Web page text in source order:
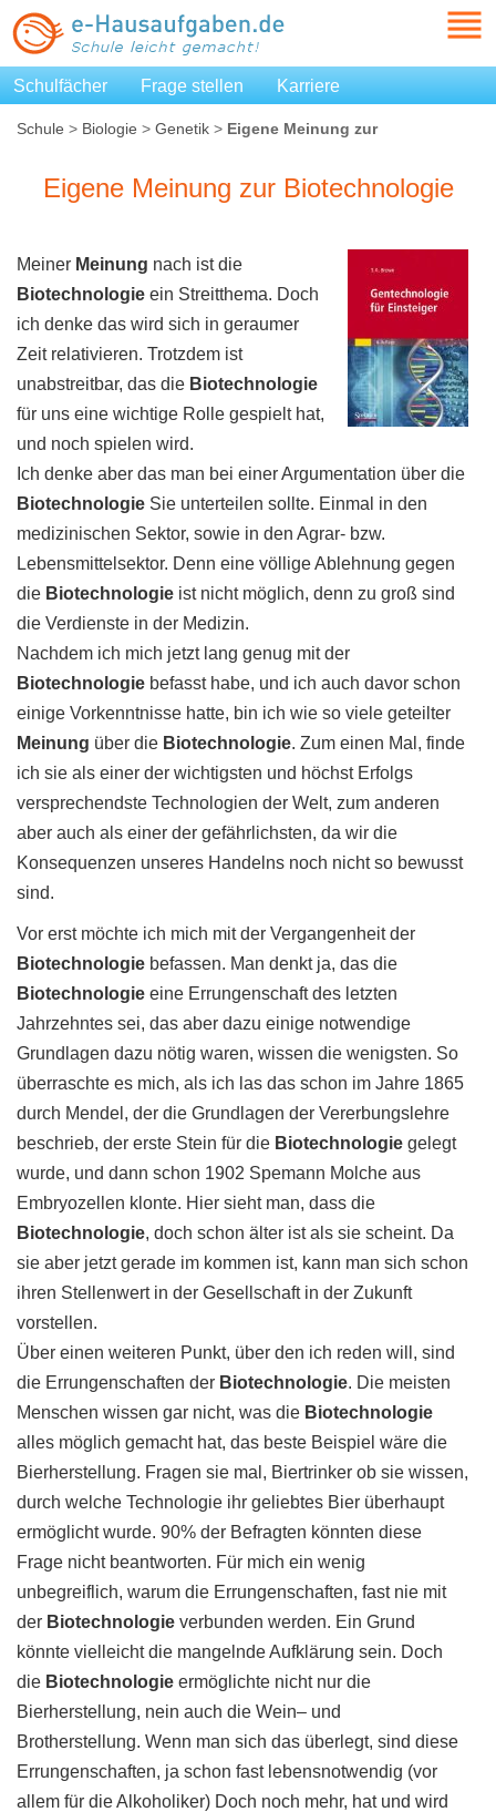
Schulfächer Frage stellen Karriere
Schule > Biologie > Genetik > Eigene Meinung zur
Eigene Meinung zur Biotechnologie
Meiner Meinung nach ist die
Biotechnologie ein Streitthema. Doch
ich denke das wird sich in geraumer
Zeit relativieren. Trotzdem ist
unabstreitbar, das die Biotechnologie
für uns eine wichtige Rolle gespielt hat,
und noch spielen wird.
Ich denke aber das man bei einer Argumentation über die
Biotechnologie Sie unterteilen sollte. Einmal in den
medizinischen Sektor, sowie in den Agrar- bzw.
Lebensmittelsektor. Denn eine völlige Ablehnung gegen
die Biotechnologie ist nicht möglich, denn zu groß sind
die Verdienste in der Medizin.
Nachdem ich mich jetzt lang genug mit der
Biotechnologie befasst habe, und ich auch davor schon
einige Vorkenntnisse hatte, bin ich wie so viele geteilter
Meinung über die Biotechnologie. Zum einen Mal, finde
ich sie als einer der wichtigsten und höchst Erfolgs
versprechendste Technologien der Welt, zum anderen
aber auch als einer der gefährlichsten, da wir die
Konsequenzen unseres Handelns noch nicht so bewusst
sind.
Vor erst möchte ich mich mit der Vergangenheit der
Biotechnologie befassen. Man denkt ja, das die
Biotechnologie eine Errungenschaft des letzten
Jahrzehntes sei, das aber dazu einige notwendige
Grundlagen dazu nötig waren, wissen die wenigsten. So
überraschte es mich, als ich las das schon im Jahre 1865
durch Mendel, der die Grundlagen der Vererbungslehre
beschrieb, der erste Stein für die Biotechnologie gelegt
wurde, und dann schon 1902 Spemann Molche aus
Embryozellen klonte. Hier sieht man, dass die
Biotechnologie, doch schon älter ist als sie scheint. Da
sie aber jetzt gerade im kommen ist, kann man sich schon
ihren Stellenwert in der Gesellschaft in der Zukunft
vorstellen.
Über einen weiteren Punkt, über den ich reden will, sind
die Errungenschaften der Biotechnologie. Die meisten
Menschen wissen gar nicht, was die Biotechnologie
alles möglich gemacht hat, das beste Beispiel wäre die
Bierherstellung. Fragen sie mal, Biertrinker ob sie wissen,
durch welche Technologie ihr geliebtes Bier überhaupt
ermöglicht wurde. 90% der Befragten könnten diese
Frage nicht beantworten. Für mich ein wenig
unbegreiflich, warum die Errungenschaften, fast nie mit
der Biotechnologie verbunden werden. Ein Grund
könnte vielleicht die mangelnde Aufklärung sein. Doch
die Biotechnologie ermöglichte nicht nur die
Bierherstellung, nein auch die Wein– und
Brotherstellung. Wenn man sich das überlegt, sind diese
Errungenschaften, ja schon fast lebensnotwendig (vor
allem für die Alkoholiker) Doch noch mehr, hat und wird